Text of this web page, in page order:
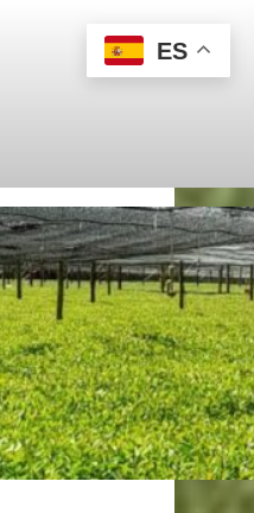
ES